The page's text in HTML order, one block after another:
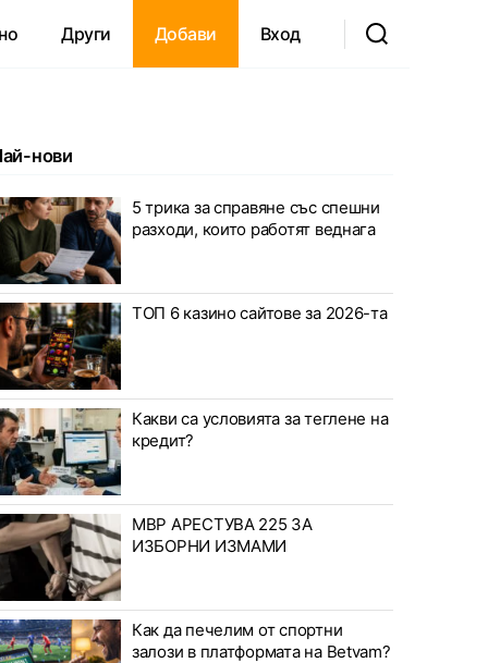
Други Добави Вход
нови
5 трика за справяне със спешни
разходи, които работят веднага
ТОП 6 казино сайтове за 2026-та
Какви са условията за теглене на
кредит?
МВР АРЕСТУВА 225 ЗА
ИЗБОРНИ ИЗМАМИ
Как да печелим от спортни
залози в платформата на Betvam?